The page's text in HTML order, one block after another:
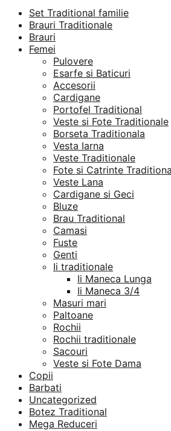
Set Traditional familie
Brauri Traditionale
Brauri
Femei
Pulovere
Esarfe si Baticuri
Accesorii
Cardigane
Portofel Traditional
Veste si Fote Traditionale
Borseta Traditionala
Vesta Iarna
Veste Traditionale
Fote si Catrinte
Veste Lana
Cardigane si Geci
Bluze
Brau Traditional
Camasi
Fuste
Genti
Ii traditionale
Ii Maneca Lunga
Ii Maneca 3/4
Masuri mari
Paltoane
Rochii
Rochii traditionale
Sacouri
Veste si Fote Dama
Copii
Barbati
Uncategorized
Botez Traditional
Mega Reduceri